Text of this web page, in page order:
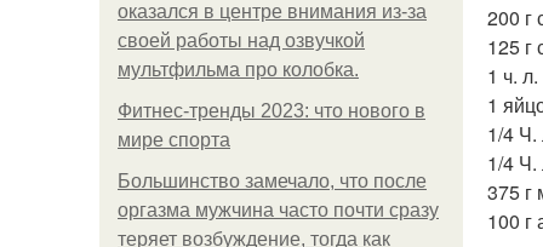
оказался в центре внимания из-за
своей работы над озвучкой
мультфильма про колобка.
Фитнес-тренды 2023: что нового в
мире спорта
Большинство замечало, что после
оргазма мужчина часто почти сразу
теряет возбуждение, тогда как
200 г
125 г
1 ч.
1
1/4 Ч.
1/4 Ч.
375 г
100 г